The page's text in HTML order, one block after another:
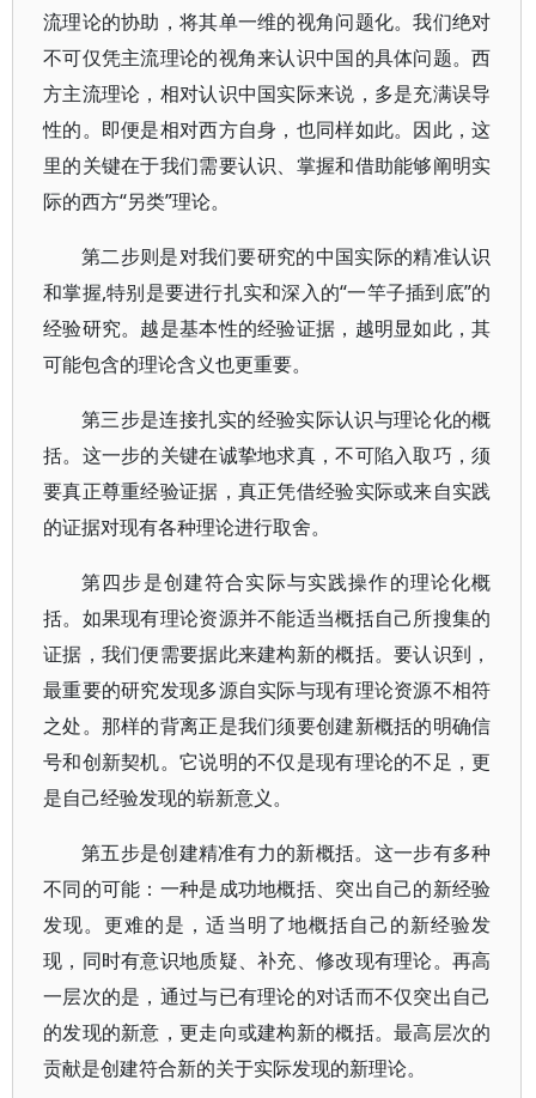
流理论的协助，将其单一维的视角问题化。我们绝对
不可仅凭主流理论的视角来认识中国的具体问题。西
方主流理论，相对认识中国实际来说，多是充满误导
性的。即便是相对西方自身，也同样如此。因此，这
里的关键在于我们需要认识、掌握和借助能够阐明实
际的西方“另类”理论。
第二步则是对我们要研究的中国实际的精准认识
和掌握,特别是要进行扎实和深入的“一竿子插到底”的
经验研究。越是基本性的经验证据，越明显如此，其
可能包含的理论含义也更重要。
第三步是连接扎实的经验实际认识与理论化的概
括。这一步的关键在诚挚地求真，不可陷入取巧，须
要真正尊重经验证据，真正凭借经验实际或来自实践
的证据对现有各种理论进行取舍。
第四步是创建符合实际与实践操作的理论化概
括。如果现有理论资源并不能适当概括自己所搜集的
证据，我们便需要据此来建构新的概括。要认识到，
最重要的研究发现多源自实际与现有理论资源不相符
之处。那样的背离正是我们须要创建新概括的明确信
号和创新契机。它说明的不仅是现有理论的不足，更
是自己经验发现的崭新意义。
第五步是创建精准有力的新概括。这一步有多种
不同的可能：一种是成功地概括、突出自己的新经验
发现。更难的是，适当明了地概括自己的新经验发
现，同时有意识地质疑、补充、修改现有理论。再高
一层次的是，通过与已有理论的对话而不仅突出自己
的发现的新意，更走向或建构新的概括。最高层次的
贡献是创建符合新的关于实际发现的新理论。